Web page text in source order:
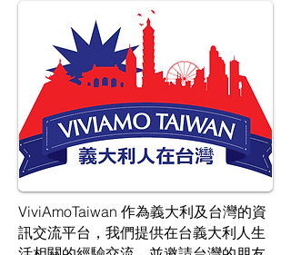
ViviAmoTaiwan 作為義大利及台灣的資
訊交流平台，我們提供在台義大利人生